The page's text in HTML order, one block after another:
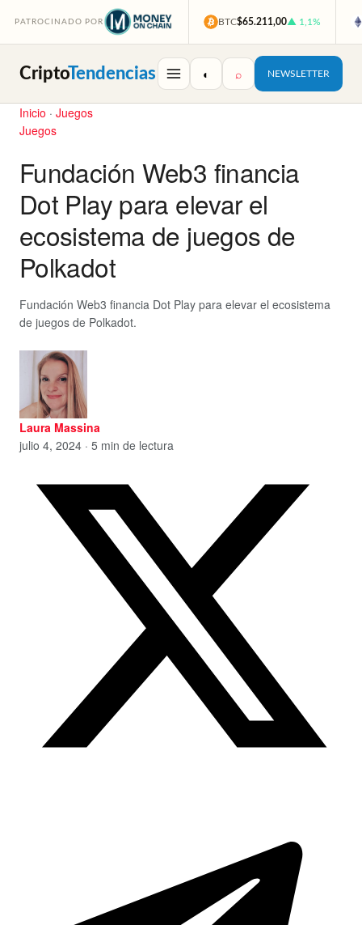
PATROCINADO POR BTC$65.211,00▲ 1,1%
CriptoTendencias ◐ ⌕ NEWSLETTER
Inicio · Juegos
Juegos
Fundación Web3 financia
Dot Play para elevar el
ecosistema de juegos de
Polkadot
Fundación Web3 financia Dot Play para elevar el ecosistema
de juegos de Polkadot.
Laura Massina
julio 4, 2024 · 5 min de lectura